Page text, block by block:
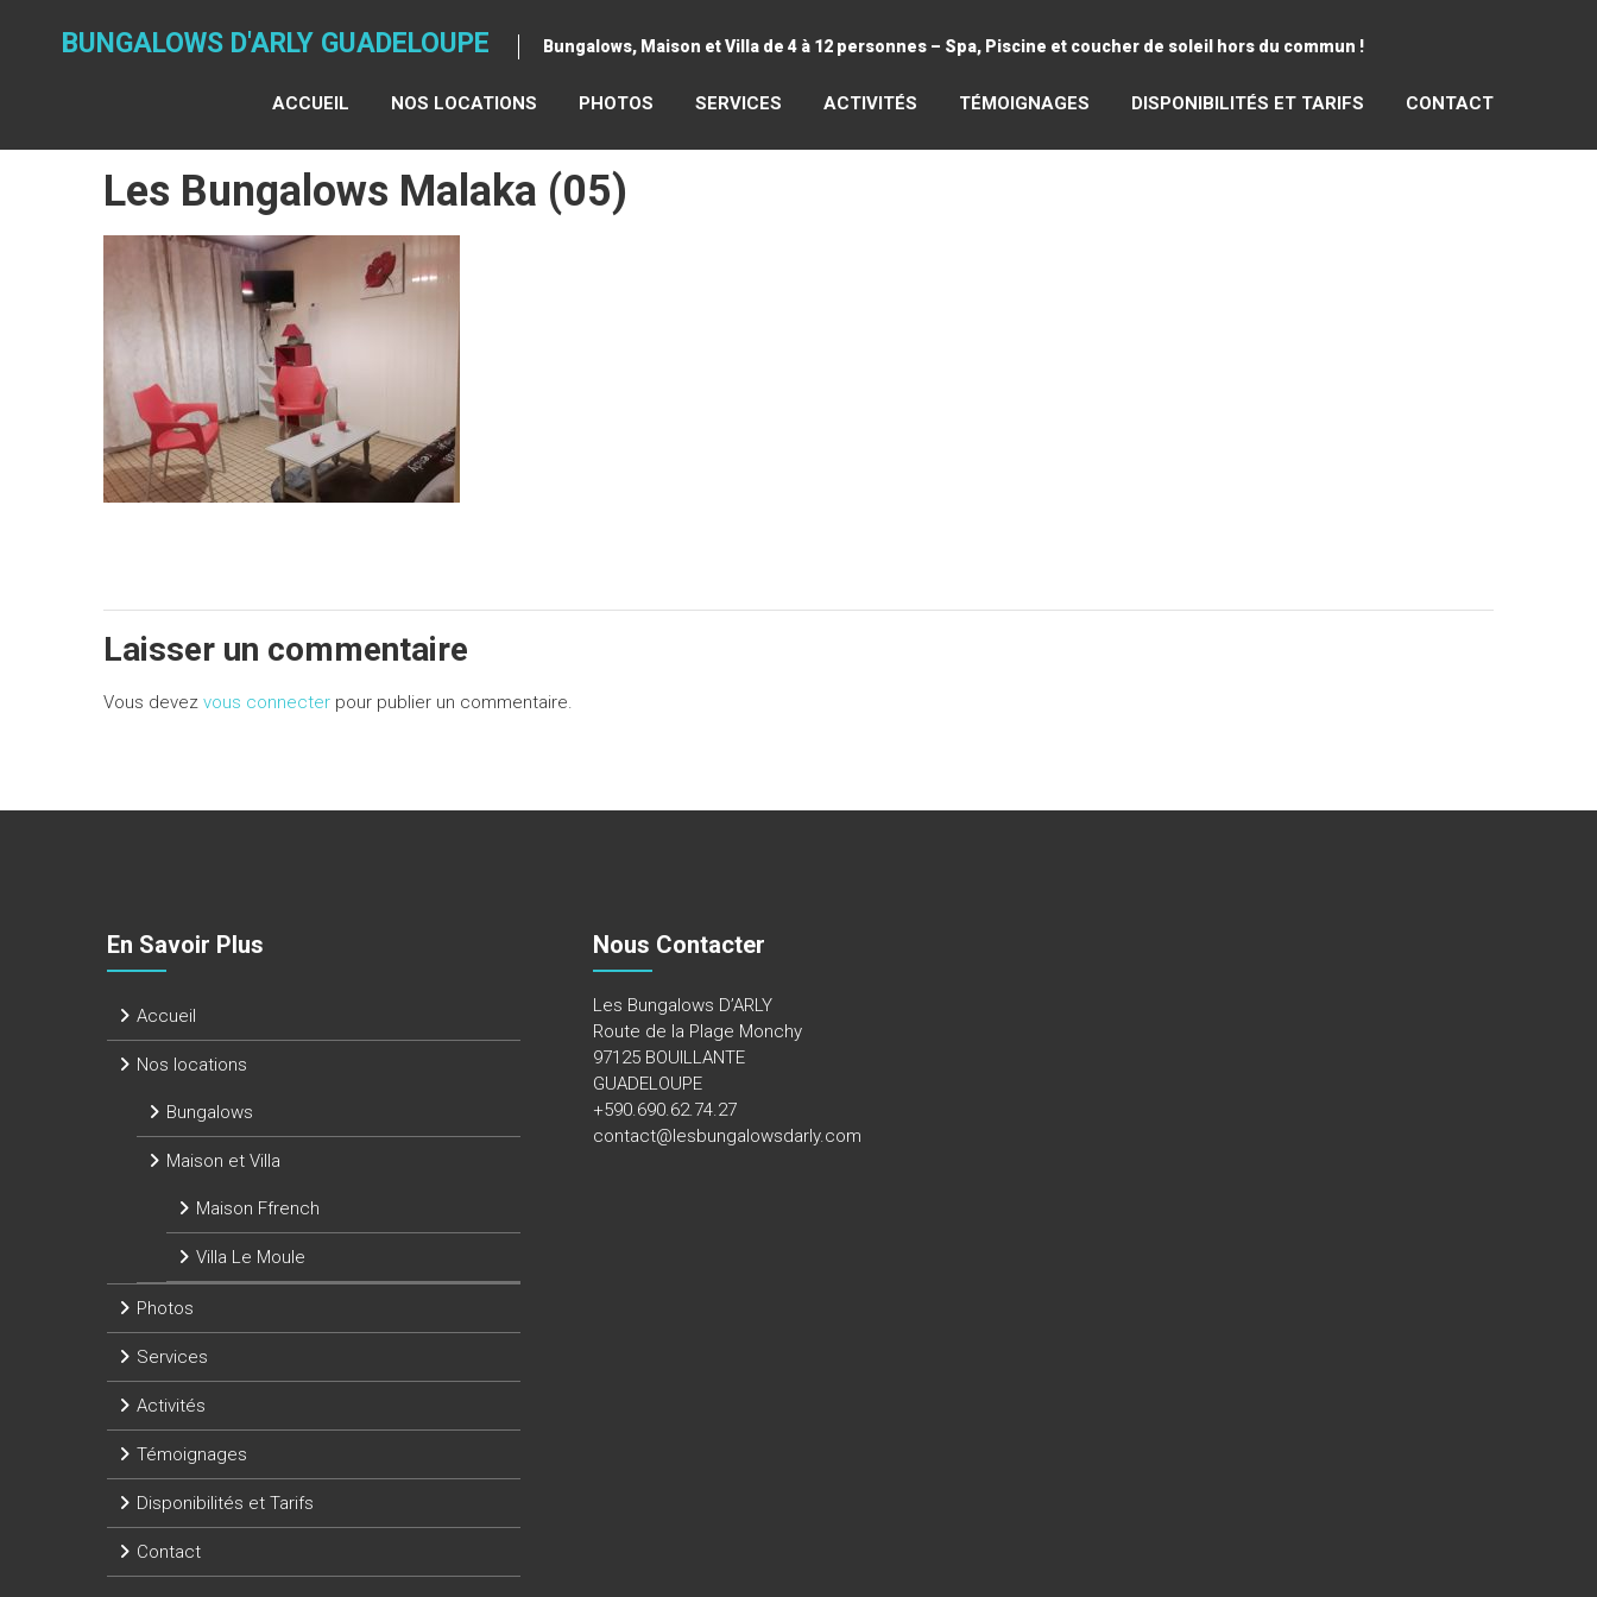
BUNGALOWS D'ARLY GUADELOUPE Bungalows, Maison et Villa de 4 à 12 personnes – Spa, Piscine et coucher de soleil hors du commun !
ACCUEIL NOS LOCATIONS PHOTOS SERVICES ACTIVITÉS TÉMOIGNAGES DISPONIBILITÉS ET TARIFS CONTACT
Les Bungalows Malaka (05)
Laisser un commentaire
Vous devez vous connecter pour publier un commentaire.
En Savoir Plus
Accueil
Nos locations
Bungalows
Maison et Villa
Maison Ffrench
Villa Le Moule
Photos
Services
Activités
Témoignages
Disponibilités et Tarifs
Contact
Nous Contacter
Les Bungalows D’ARLY
Route de la Plage Monchy
97125 BOUILLANTE
GUADELOUPE
+590.690.62.74.27
contact@lesbungalowsdarly.com